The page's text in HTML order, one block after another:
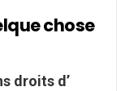
chose
droits d’